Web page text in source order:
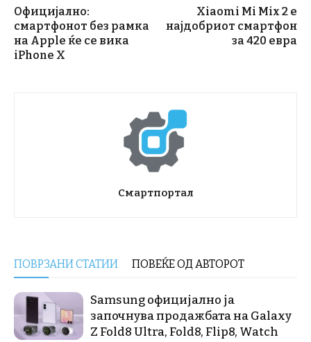
Официјално:
смартфонот без рамка
на Apple ќе се вика
iPhone X
Xiaomi Mi Mix 2 е
најдобриот смартфон
за 420 евра
Смартпортал
ПОВРЗАНИ СТАТИИ ПОВЕЌЕ ОД АВТОРОТ
Samsung официјално ја
започнува продажбата на Galaxy
Z Fold8 Ultra, Fold8, Flip8, Watch